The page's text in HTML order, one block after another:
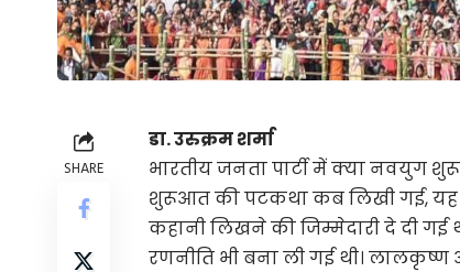
SHARE
डा. उरुक्रम शर्मा
भारतीय जनता पार्टी में क्या नवयुग
शुरूआत की पटकथा कब लिखी गई, यह
कहानी लिखने की जिम्मेदारी दे दी गई
रणनीति भी बना ली गई थी।